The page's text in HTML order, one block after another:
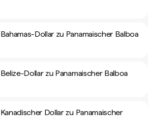
Dollar zu Panamaischer Balboa
Dollar zu Panamaischer Balboa
Dollar zu Panamaischer